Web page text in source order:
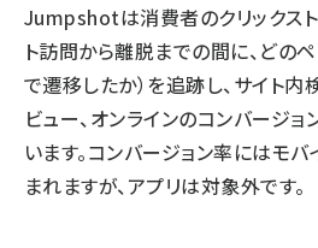
Jumpshotは消費者のクリックス
ト訪問から離脱までの間に、どの
で遷移したか）を追跡し、サイト内
ビュー、オンラインのコンバージ
います。コンバージョン率にはモ
まれますが、アプリは対象外です。